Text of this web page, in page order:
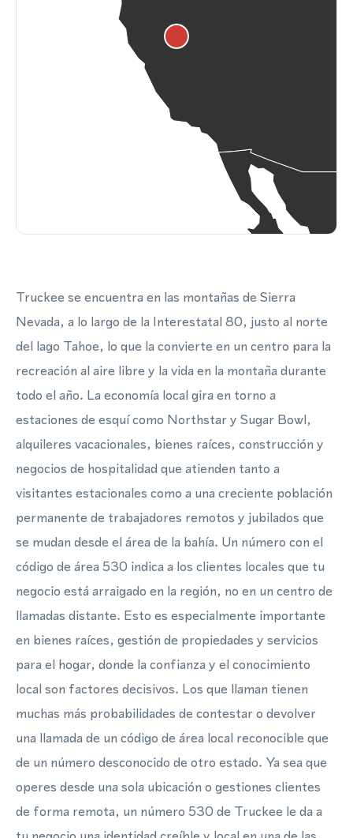
Truckee se encuentra en las montañas de Sierra
Nevada, a lo largo de la Interestatal 80, justo al norte
del lago Tahoe, lo que la convierte en un centro para la
recreación al aire libre y la vida en la montaña durante
todo el año. La economía local gira en torno a
estaciones de esquí como Northstar y Sugar Bowl,
alquileres vacacionales, bienes raíces, construcción y
negocios de hospitalidad que atienden tanto a
visitantes estacionales como a una creciente población
permanente de trabajadores remotos y jubilados que
se mudan desde el área de la bahía. Un número con el
código de área 530 indica a los clientes locales que tu
negocio está arraigado en la región, no en un centro de
llamadas distante. Esto es especialmente importante
en bienes raíces, gestión de propiedades y servicios
para el hogar, donde la confianza y el conocimiento
local son factores decisivos. Los que llaman tienen
muchas más probabilidades de contestar o devolver
una llamada de un código de área local reconocible que
de un número desconocido de otro estado. Ya sea que
operes desde una sola ubicación o gestiones clientes
de forma remota, un número 530 de Truckee le da a